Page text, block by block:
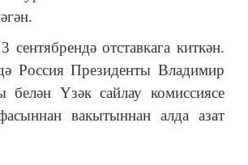
сентябрендә отставкага киткән.
Россия Президенты Владимир
белән Үзәк сайлау комиссиясе
вакытыннан алда азат